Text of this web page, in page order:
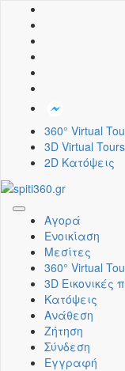
360° Virtual
3D Virtual Tours
2D Κατόψεις
Toggle
navigation
Αγορά
Ενοικίαση
Μεσίτες
360° Virtual
3D Εικονικές
Κατόψεις
Ανάθεση
Ζήτηση
Σύνδεση
Εγγραφή